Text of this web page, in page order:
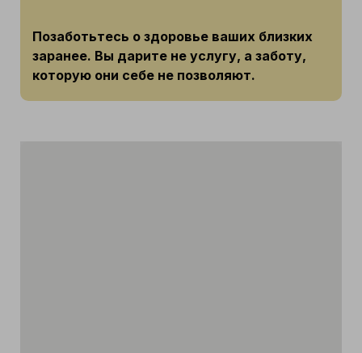
Позаботьтесь о здоровье ваших близких
заранее. Вы дарите не услугу, а заботу,
которую они себе не позволяют.